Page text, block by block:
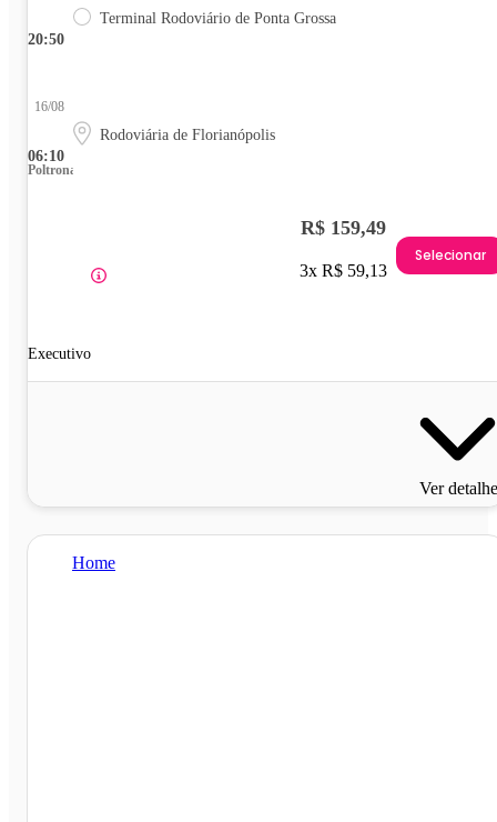
20:50
Terminal Rodoviário de Ponta Grossa
06:10
16/08
Rodoviária de Florianópolis
Poltrona
Executivo
R$ 159,49
3x R$ 59,13
Selecionar
Ver
Home